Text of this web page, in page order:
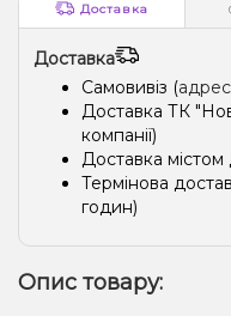
Доставка
Доставка
Самовивіз (
Доставка ТК
компанії)
Доставка містом
Термінова
годин)
Опис товару: